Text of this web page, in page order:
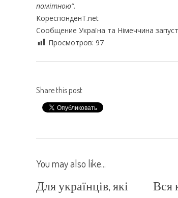
помітною”.
КореспонденТ.net
Сообщение Україна та Німеччина
Просмотров: 97
Share this post
You may also like...
Для українців, які
Вся